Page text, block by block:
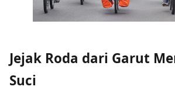
Jejak Roda dari Garut
Suci